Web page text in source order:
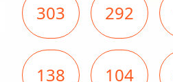
303 292
138 104